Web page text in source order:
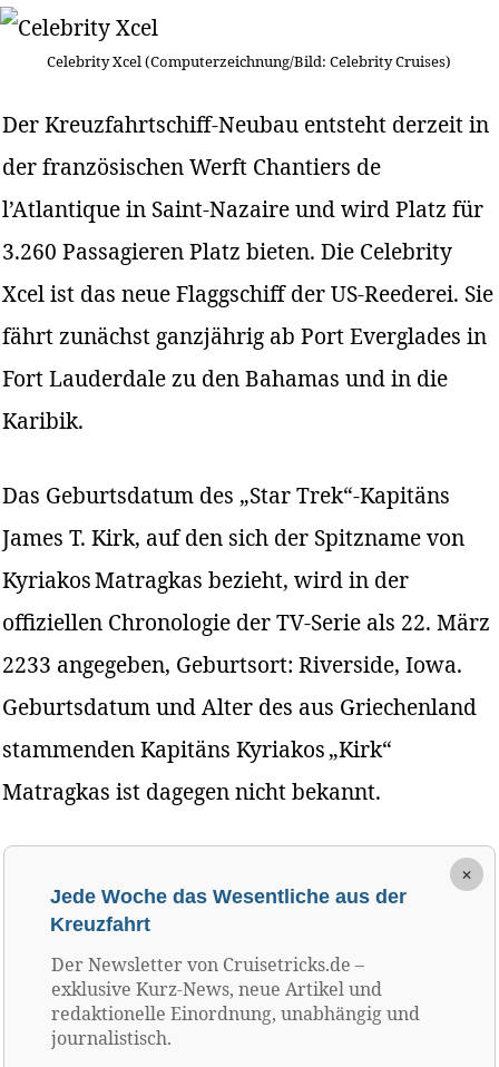
Celebrity Xcel (Computerzeichnung/Bild: Celebrity Cruises)
Der Kreuzfahrtschiff-Neubau entsteht derzeit in
der französischen Werft Chantiers de
l’Atlantique in Saint-Nazaire und wird Platz für
3.260 Passagieren Platz bieten. Die Celebrity
Xcel ist das neue Flaggschiff der US-Reederei. Sie
fährt zunächst ganzjährig ab Port Everglades in
Fort Lauderdale zu den Bahamas und in die
Karibik.
Das Geburtsdatum des „Star Trek“-Kapitäns
James T. Kirk, auf den sich der Spitzname von
Kyriakos Matragkas bezieht, wird in der
offiziellen Chronologie der TV-Serie als 22. März
2233 angegeben, Geburtsort: Riverside, Iowa.
Geburtsdatum und Alter des aus Griechenland
stammenden Kapitäns Kyriakos „Kirk“
Matragkas ist dagegen nicht bekannt.
×
Jede Woche das Wesentliche aus der
Kreuzfahrt
Der Newsletter von Cruisetricks.de –
exklusive Kurz-News, neue Artikel und
redaktionelle Einordnung, unabhängig und
journalistisch.